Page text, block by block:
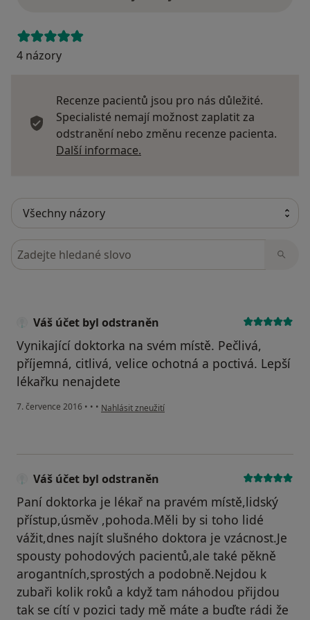
4 názory
Recenze pacientů jsou pro nás důležité.
Specialisté nemají možnost zaplatit za
odstranění nebo změnu recenze pacienta.
Další informace.
Hledejte v názorech
Váš účet byl odstraněn
Vynikající doktorka na svém místě. Pečlivá,
příjemná, citlivá, velice ochotná a poctivá. Lepší
lékařku nenajdete
7. července 2016 • • • podle názoru uživatele Váš účet byl odstraněn
Nahlásit zneužití
Váš účet byl odstraněn
Paní doktorka je lékař na pravém místě,lidský
přístup,úsměv ,pohoda.Měli by si toho lidé
vážit,dnes najít slušného doktora je vzácnost.Je
spousty pohodových pacientů,ale také pěkně
arogantních,sprostých a podobně.Nejdou k
zubaři kolik roků a když tam náhodou přijdou
tak se cítí v pozici tady mě máte a buďte rádi že